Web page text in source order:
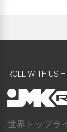
ROLL WITH US –
世界トップラ